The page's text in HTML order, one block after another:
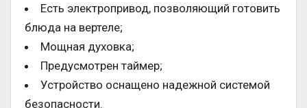
Есть электропривод, позволяющий готовить
блюда на вертеле;
Мощная духовка;
Предусмотрен таймер;
Устройство оснащено надежной системой
безопасности.